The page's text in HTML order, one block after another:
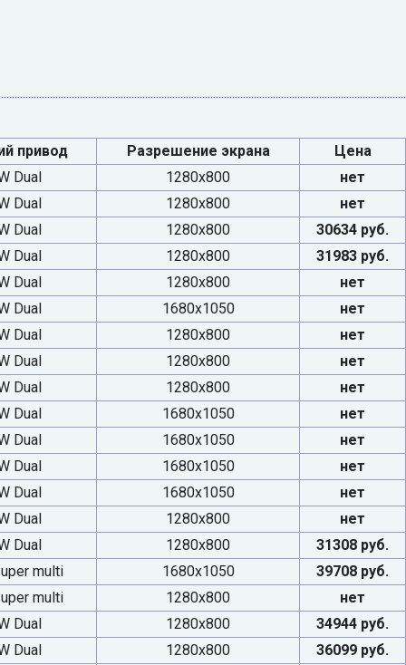
привод Разрешение экрана
Цена
Dual
1280x800
нет
Dual
1280x800
нет
Dual
1280x800
30634 руб.
Dual
1280x800
31983 руб.
Dual
1280x800
нет
Dual
1680x1050
нет
Dual
1280x800
нет
Dual
1280x800
нет
Dual
1280x800
нет
Dual
1680x1050
нет
Dual
1680x1050
нет
Dual
1680x1050
нет
Dual
1680x1050
нет
Dual
1280x800
нет
Dual
1280x800
31308 руб.
multi
1680x1050
39708 руб.
multi
1280x800
нет
Dual
1280x800
34944 руб.
Dual
1280x800
36099 руб.